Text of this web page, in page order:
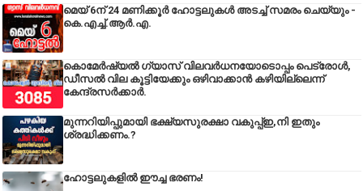
മെയ് 6ന് 24 മണിക്കൂർ ഹോട്ടലുകൾ അടച്ച് സമരം ചെയ്യും -
കെ.എച്ച്.ആർ.എ.
കൊമേർഷ്യൽ ഗ്യാസ് വിലവർധനയോടൊപ്പം പെട്രോൾ,
ഡീസല്‍ വില കൂട്ടിയേക്കും ഒഴിവാക്കാന്‍ കഴിയില്ലെന്ന്
കേന്ദ്രസര്‍ക്കാര്‍.
മുന്നറിയിപ്പുമായി ഭക്ഷ്യസുരക്ഷാ വകുപ്പ്ഇ,നി ഇതും
ശ്രദ്ധിക്കണം.?
ഹോട്ടലുകളിൽ ഈച്ച ഭരണം!